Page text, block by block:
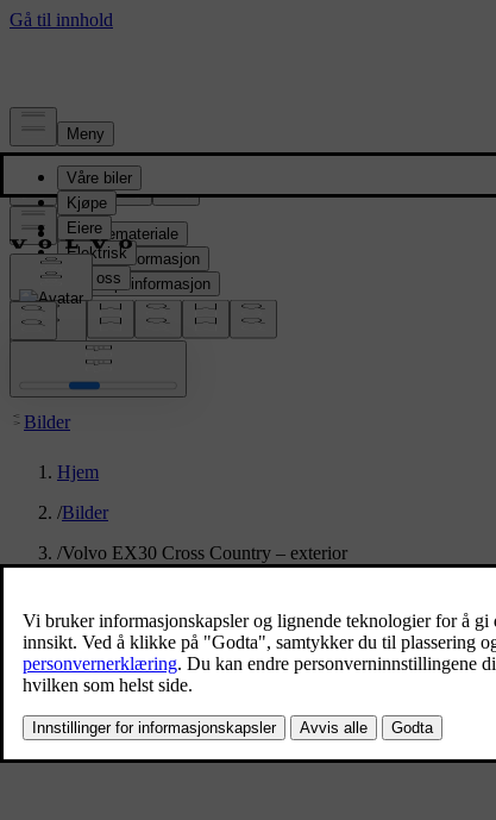
Presserom
Pressemateriale
Produktinformasjon
Selskapsinformasjon
Mediekontakter
location:
Bilder
Hjem
/Bilder
/Volvo EX30 Cross Country – exterior